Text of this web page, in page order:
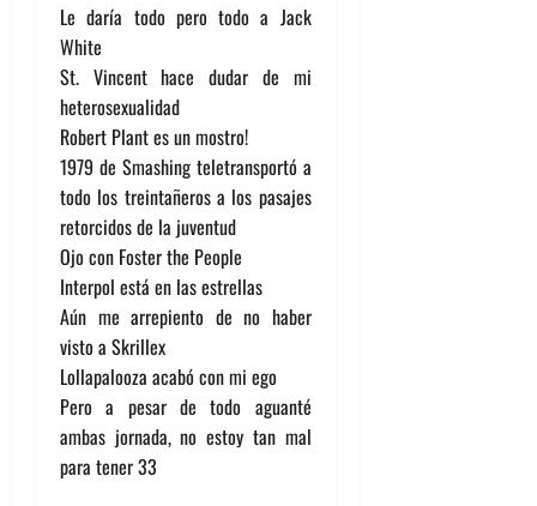
Le daría todo pero todo a Jack
White
St. Vincent hace dudar de mi
heterosexualidad
Robert Plant es un mostro!
1979 de Smashing teletransportó a
todo los treintañeros a los pasajes
retorcidos de la juventud
Ojo con Foster the People
Interpol está en las estrellas
Aún me arrepiento de no haber
visto a Skrillex
Lollapalooza acabó con mi ego
Pero a pesar de todo aguanté
ambas jornada, no estoy tan mal
para tener 33